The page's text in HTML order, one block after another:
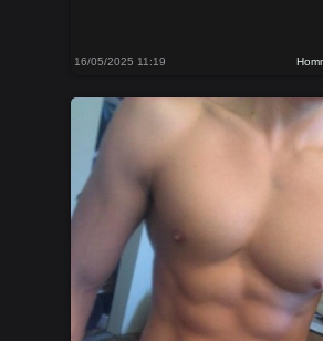
16/05/2025 11:19